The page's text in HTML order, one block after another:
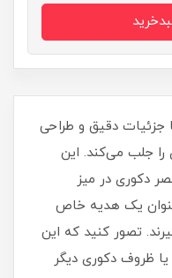
دقیق و طراحی
را جلب می‌کند. این
دکوری در میز
یک هدیه خاص
تصور کنید که این
ظروف دکوری دیگر